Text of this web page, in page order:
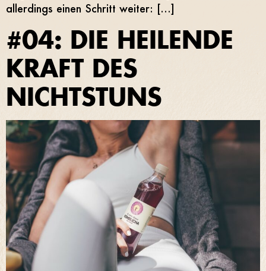
allerdings einen Schritt weiter: […]
#04: DIE HEILENDE
KRAFT DES
NICHTSTUNS